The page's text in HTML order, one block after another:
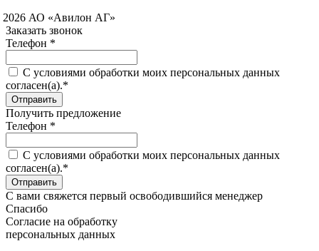
АО «Авилон АГ»
Заказать звонок
Телефон *
C условиями обработки моих персональных данных
согласен(а).*
Получить предложение
Телефон *
C условиями обработки моих персональных данных
согласен(а).*
С вами свяжется первый освободившийся менеджер
Спасибо
Согласие на обработку
персональных данных